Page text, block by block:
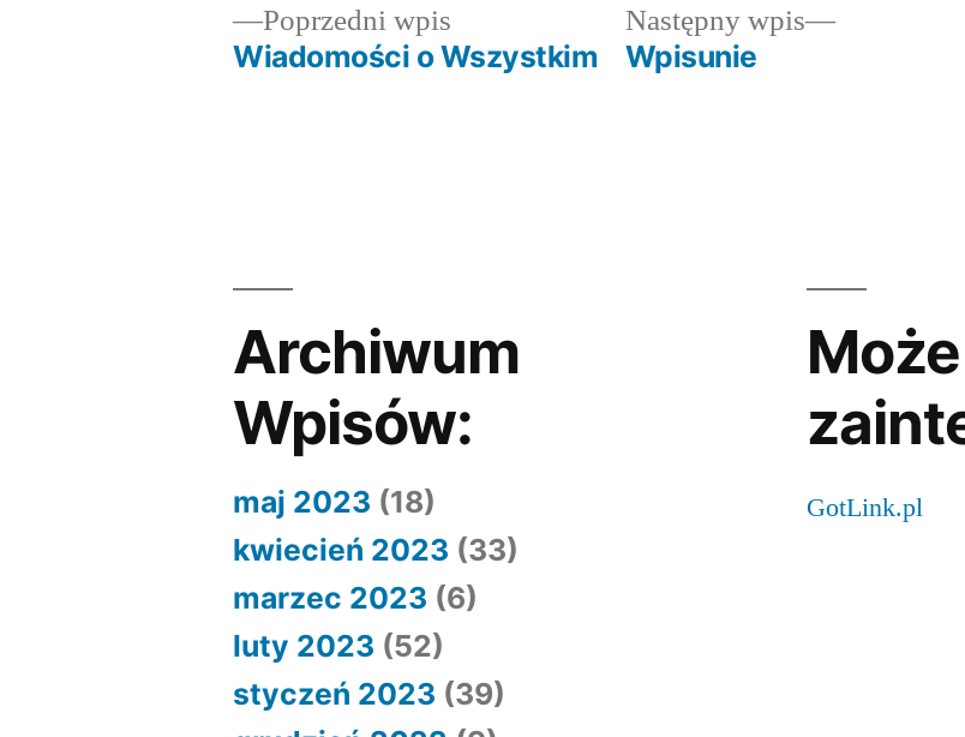
Nawigacja
Poprzedni wpis
wpis:
Wiadomości o Wszystkim
Następny wpis
Następny
Wpisunie
Archiwum
Wpisów:
maj 2023 (18)
kwiecień 2023 (33)
marzec 2023 (6)
luty 2023 (52)
styczeń 2023 (39)
GotLink.pl